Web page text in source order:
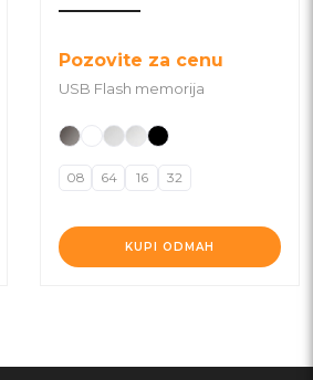
Pozovite za cenu
USB Flash memorija
KUPI ODMAH
08 64 16 32